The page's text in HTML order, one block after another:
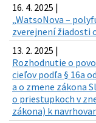
16. 4. 2025 |
„WatsoNova –
zverejnení žiadosti
13. 2. 2025 |
Rozhodnutie o
cieľov podľa § 16a
a o zmene zákona
o priestupkoch v
zákona) k